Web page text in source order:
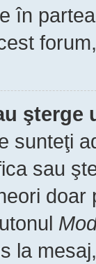
în
şterge
sunteţi
sau
la